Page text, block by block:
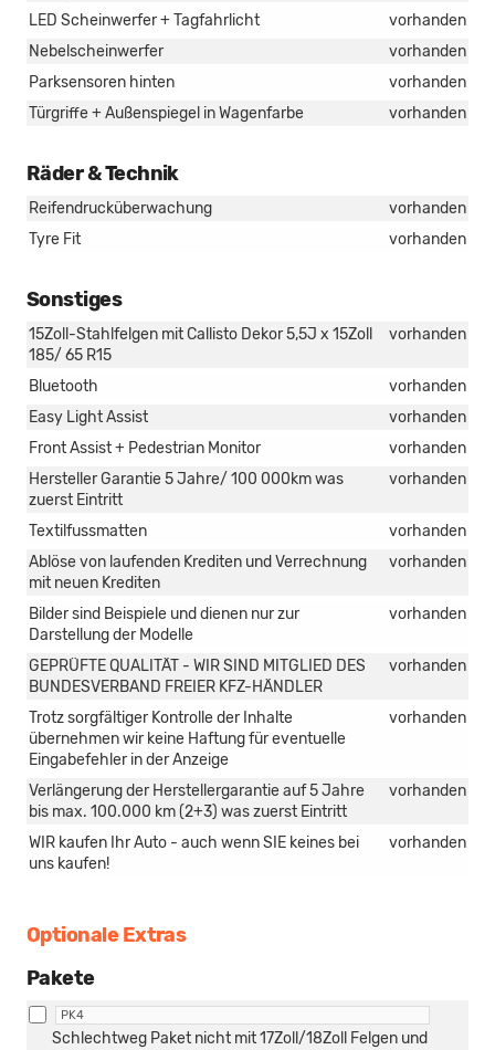
LED Scheinwerfer + Tagfahrlicht
vorhanden
Nebelscheinwerfer
vorhanden
Parksensoren hinten
vorhanden
Türgriffe + Außenspiegel in Wagenfarbe
vorhanden
Räder & Technik
Reifendrucküberwachung
vorhanden
Tyre Fit
vorhanden
Sonstiges
15Zoll-Stahlfelgen mit Callisto Dekor 5,5J x 15Zoll
185/ 65 R15
vorhanden
Bluetooth
vorhanden
Easy Light Assist
vorhanden
Front Assist + Pedestrian Monitor
vorhanden
Hersteller Garantie 5 Jahre/ 100 000km was
zuerst Eintritt
vorhanden
Textilfussmatten
vorhanden
Ablöse von laufenden Krediten und Verrechnung
mit neuen Krediten
vorhanden
Bilder sind Beispiele und dienen nur zur
Darstellung der Modelle
vorhanden
GEPRÜFTE QUALITÄT - WIR SIND MITGLIED DES
BUNDESVERBAND FREIER KFZ-HÄNDLER
vorhanden
Trotz sorgfältiger Kontrolle der Inhalte
übernehmen wir keine Haftung für eventuelle
Eingabefehler in der Anzeige
vorhanden
Verlängerung der Herstellergarantie auf 5 Jahre
bis max. 100.000 km (2+3) was zuerst Eintritt
vorhanden
WIR kaufen Ihr Auto - auch wenn SIE keines bei
uns kaufen!
vorhanden
Optionale Extras
Pakete
PK4
Schlechtweg Paket nicht mit 17Zoll/18Zoll Felgen und